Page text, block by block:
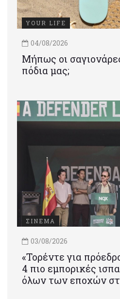
YOUR LIFE
04/08/2026
Μήπως οι
πόδια μας;
ΣΙΝΕΜΑ
03/08/2026
«Τορέντε για
4 πιο εμπορικές
όλων των εποχών